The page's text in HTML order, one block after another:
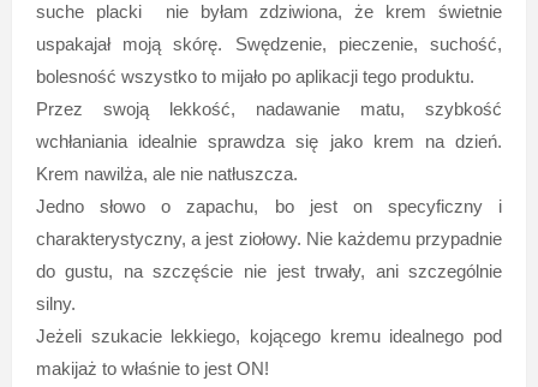
suche placki nie byłam zdziwiona, że krem świetnie
uspakajał moją skórę. Swędzenie, pieczenie, suchość,
bolesność wszystko to mijało po aplikacji tego produktu.
Przez swoją lekkość, nadawanie matu, szybkość
wchłaniania idealnie sprawdza się jako krem na dzień.
Krem nawilża, ale nie natłuszcza.
Jedno słowo o zapachu, bo jest on specyficzny i
charakterystyczny, a jest ziołowy. Nie każdemu przypadnie
do gustu, na szczęście nie jest trwały, ani szczególnie
silny.
Jeżeli szukacie lekkiego, kojącego kremu idealnego pod
makijaż to właśnie to jest ON!